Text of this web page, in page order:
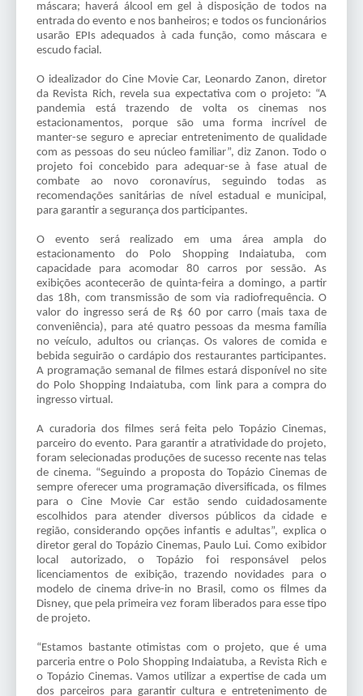
máscara; haverá álcool em gel à disposição de todos na
entrada do evento e nos banheiros; e todos os funcionários
usarão EPIs adequados à cada função, como máscara e
escudo facial.
O idealizador do Cine Movie Car, Leonardo Zanon, diretor
da Revista Rich, revela sua expectativa com o projeto: “A
pandemia está trazendo de volta os cinemas nos
estacionamentos, porque são uma forma incrível de
manter-se seguro e apreciar entretenimento de qualidade
com as pessoas do seu núcleo familiar”, diz Zanon. Todo o
projeto foi concebido para adequar-se à fase atual de
combate ao novo coronavírus, seguindo todas as
recomendações sanitárias de nível estadual e municipal,
para garantir a segurança dos participantes.
O evento será realizado em uma área ampla do
estacionamento do Polo Shopping Indaiatuba, com
capacidade para acomodar 80 carros por sessão. As
exibições acontecerão de quinta-feira a domingo, a partir
das 18h, com transmissão de som via radiofrequência. O
valor do ingresso será de R$ 60 por carro (mais taxa de
conveniência), para até quatro pessoas da mesma família
no veículo, adultos ou crianças. Os valores de comida e
bebida seguirão o cardápio dos restaurantes participantes.
A programação semanal de filmes estará disponível no site
do Polo Shopping Indaiatuba, com link para a compra do
ingresso virtual.
A curadoria dos filmes será feita pelo Topázio Cinemas,
parceiro do evento. Para garantir a atratividade do projeto,
foram selecionadas produções de sucesso recente nas telas
de cinema. “Seguindo a proposta do Topázio Cinemas de
sempre oferecer uma programação diversificada, os filmes
para o Cine Movie Car estão sendo cuidadosamente
escolhidos para atender diversos públicos da cidade e
região, considerando opções infantis e adultas”, explica o
diretor geral do Topázio Cinemas, Paulo Lui. Como exibidor
local autorizado, o Topázio foi responsável pelos
licenciamentos de exibição, trazendo novidades para o
modelo de cinema drive-in no Brasil, como os filmes da
Disney, que pela primeira vez foram liberados para esse tipo
de projeto.
“Estamos bastante otimistas com o projeto, que é uma
parceria entre o Polo Shopping Indaiatuba, a Revista Rich e
o Topázio Cinemas. Vamos utilizar a expertise de cada um
dos parceiros para garantir cultura e entretenimento de